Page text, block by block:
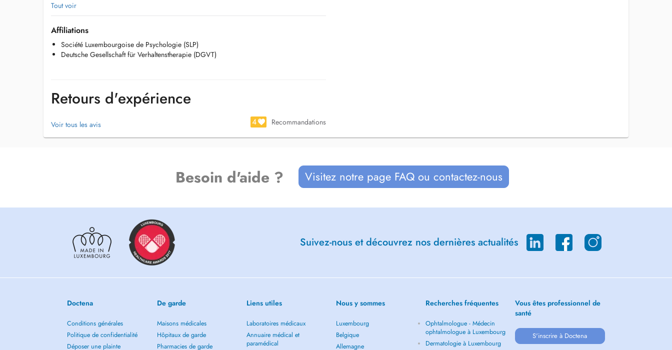
Tout voir
Affiliations
Société Luxembourgoise de Psychologie (SLP)
Deutsche Gesellschaft für Verhaltenstherapie (DGVT)
Retours d'expérience
Voir tous les avis 4 Recommandations
Besoin d'aide ? Visitez notre page FAQ ou contactez-nous
Suivez-nous et découvrez nos dernières actualités
Doctena
Conditions générales
Politique de confidentialité
Déposer une plainte
De garde
Maisons médicales
Hôpitaux de garde
Pharmacies de garde
Liens utiles
Laboratoires médicaux
Annuaire médical et
paramédical
Nous y sommes
Luxembourg
Belgique
Allemagne
Recherches fréquentes
Ophtalmologue - Médecin
ophtalmologue à Luxembourg
Dermatologie à Luxembourg
Vous êtes professionnel de
santé
S'inscrire à Doctena